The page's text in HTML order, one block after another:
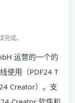
成。
运营的一个的
使用（PDF24 T
Creator）。支